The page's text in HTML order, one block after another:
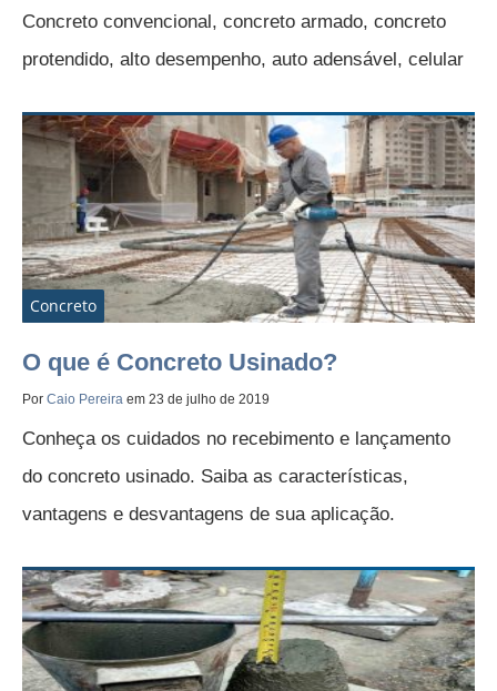
Concreto convencional, concreto armado, concreto
protendido, alto desempenho, auto adensável, celular
Concreto
O que é Concreto Usinado?
Por Caio Pereira em 23 de julho de 2019
Conheça os cuidados no recebimento e lançamento
do concreto usinado. Saiba as características,
vantagens e desvantagens de sua aplicação.